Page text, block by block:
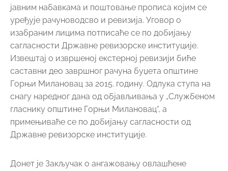
јавним набавкама и поштовање прописа којим се
уређује рачуноводсво и ревизија. Уговор о
изабраним лицима потписаће се по добијању
сагласности Државне ревизорске институције.
Извештај о извршеној екстерној ревизији биће
саставни део завршног рачуна буџета општине
Горњи Милановац за 2015. годину. Одлука ступа на
снагу наредног дана од објављивања у „Службеном
гласнику општине Горњи Милановац“, а
примењиваће се по добијању сагласности од
Државне ревизорске институције.
Донет је Закључак о ангажовању овлашћене